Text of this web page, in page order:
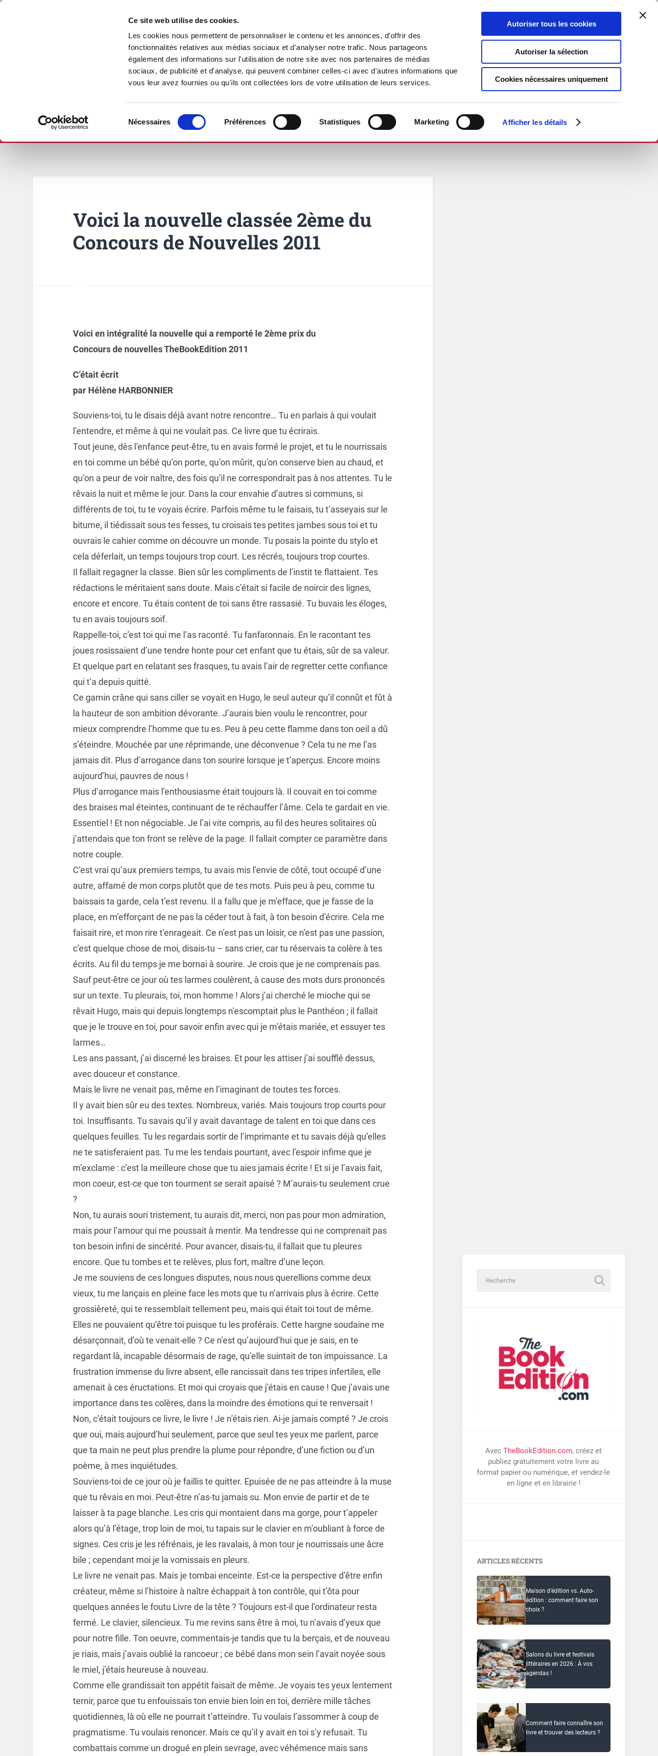
Ce site web utilise des cookies.
Les cookies nous permettent de personnaliser le contenu et les annonces, d'offrir des
fonctionnalités relatives aux médias sociaux et d'analyser notre trafic. Nous partageons
également des informations sur l'utilisation de notre site avec nos partenaires de médias
sociaux, de publicité et d'analyse, qui peuvent combiner celles-ci avec d'autres informations que
vous leur avez fournies ou qu'ils ont collectées lors de votre utilisation de leurs services.
du
Nécessaires Préférences Statistiques Marketing Afficher les détails
Autoriser tous les cookies
Autoriser la sélection
Cookies nécessaires uniquement
ÉCRITURE & CRÉATION PUBLICATION VENTE & PROMOTION ACTUALITÉS ALLER SUR THEBOOKEDITION.COM
Voici la nouvelle classée 2ème du
Concours de Nouvelles 2011
Voici en intégralité la nouvelle qui a remporté le 2ème prix du
Concours de nouvelles TheBookEdition 2011
C’était écrit
par Hélène HARBONNIER
Souviens-toi, tu le disais déjà avant notre rencontre… Tu en parlais à qui voulait
l’entendre, et même à qui ne voulait pas. Ce livre que tu écrirais.
Tout jeune, dès l’enfance peut-être, tu en avais formé le projet, et tu le nourrissais
en toi comme un bébé qu’on porte, qu’on mûrit, qu’on conserve bien au chaud, et
qu’on a peur de voir naître, des fois qu’il ne correspondrait pas à nos attentes. Tu le
rêvais la nuit et même le jour. Dans la cour envahie d’autres si communs, si
différents de toi, tu te voyais écrire. Parfois même tu le faisais, tu t’asseyais sur le
bitume, il tiédissait sous tes fesses, tu croisais tes petites jambes sous toi et tu
ouvrais le cahier comme on découvre un monde. Tu posais la pointe du stylo et
cela déferlait, un temps toujours trop court. Les récrés, toujours trop courtes.
Il fallait regagner la classe. Bien sûr les compliments de l’instit te flattaient. Tes
rédactions le méritaient sans doute. Mais c’était si facile de noircir des lignes,
encore et encore. Tu étais content de toi sans être rassasié. Tu buvais les éloges,
tu en avais toujours soif.
Rappelle-toi, c’est toi qui me l’as raconté. Tu fanfaronnais. En le racontant tes
joues rosissaient d’une tendre honte pour cet enfant que tu étais, sûr de sa valeur.
Et quelque part en relatant ses frasques, tu avais l’air de regretter cette confiance
qui t’a depuis quitté.
Ce gamin crâne qui sans ciller se voyait en Hugo, le seul auteur qu’il connût et fût à
la hauteur de son ambition dévorante. J’aurais bien voulu le rencontrer, pour
mieux comprendre l’homme que tu es. Peu à peu cette flamme dans ton oeil a dû
s’éteindre. Mouchée par une réprimande, une déconvenue ? Cela tu ne me l’as
jamais dit. Plus d’arrogance dans ton sourire lorsque je t’aperçus. Encore moins
aujourd’hui, pauvres de nous !
Plus d’arrogance mais l’enthousiasme était toujours là. Il couvait en toi comme
des braises mal éteintes, continuant de te réchauffer l’âme. Cela te gardait en vie.
Essentiel ! Et non négociable. Je l’ai vite compris, au fil des heures solitaires où
j’attendais que ton front se relève de la page. Il fallait compter ce paramètre dans
notre couple.
C’est vrai qu’aux premiers temps, tu avais mis l’envie de côté, tout occupé d’une
autre, affamé de mon corps plutôt que de tes mots. Puis peu à peu, comme tu
baissais ta garde, cela t’est revenu. Il a fallu que je m’efface, que je fasse de la
place, en m’efforçant de ne pas la céder tout à fait, à ton besoin d’écrire. Cela me
faisait rire, et mon rire t’enrageait. Ce n’est pas un loisir, ce n’est pas une passion,
c’est quelque chose de moi, disais-tu – sans crier, car tu réservais ta colère à tes
écrits. Au fil du temps je me bornai à sourire. Je crois que je ne comprenais pas.
Sauf peut-être ce jour où tes larmes coulèrent, à cause des mots durs prononcés
sur un texte. Tu pleurais, toi, mon homme ! Alors j’ai cherché le mioche qui se
rêvait Hugo, mais qui depuis longtemps n’escomptait plus le Panthéon ; il fallait
que je le trouve en toi, pour savoir enfin avec qui je m’étais mariée, et essuyer tes
larmes…
Les ans passant, j’ai discerné les braises. Et pour les attiser j’ai soufflé dessus,
avec douceur et constance.
Mais le livre ne venait pas, même en l’imaginant de toutes tes forces.
Il y avait bien sûr eu des textes. Nombreux, variés. Mais toujours trop courts pour
toi. Insuffisants. Tu savais qu’il y avait davantage de talent en toi que dans ces
quelques feuilles. Tu les regardais sortir de l’imprimante et tu savais déjà qu’elles
ne te satisferaient pas. Tu me les tendais pourtant, avec l’espoir infime que je
m’exclame : c’est la meilleure chose que tu aies jamais écrite ! Et si je l’avais fait,
mon coeur, est-ce que ton tourment se serait apaisé ? M’aurais-tu seulement crue
?
Non, tu aurais souri tristement, tu aurais dit, merci, non pas pour mon admiration,
mais pour l’amour qui me poussait à mentir. Ma tendresse qui ne comprenait pas
ton besoin infini de sincérité. Pour avancer, disais-tu, il fallait que tu pleures
encore. Que tu tombes et te relèves, plus fort, maître d’une leçon.
Je me souviens de ces longues disputes, nous nous querellions comme deux
vieux, tu me lançais en pleine face les mots que tu n’arrivais plus à écrire. Cette
grossièreté, qui te ressemblait tellement peu, mais qui était toi tout de même.
Elles ne pouvaient qu’être toi puisque tu les proférais. Cette hargne soudaine me
désarçonnait, d’où te venait-elle ? Ce n’est qu’aujourd’hui que je sais, en te
regardant là, incapable désormais de rage, qu’elle suintait de ton impuissance. La
frustration immense du livre absent, elle rancissait dans tes tripes infertiles, elle
amenait à ces éructations. Et moi qui croyais que j’étais en cause ! Que j’avais une
importance dans tes colères, dans la moindre des émotions qui te renversait !
Non, c’était toujours ce livre, le livre ! Je n’étais rien. Ai-je jamais compté ? Je crois
que oui, mais aujourd’hui seulement, parce que seul tes yeux me parlent, parce
que ta main ne peut plus prendre la plume pour répondre, d’une fiction ou d’un
poème, à mes inquiétudes.
Souviens-toi de ce jour où je faillis te quitter. Epuisée de ne pas atteindre à la muse
que tu rêvais en moi. Peut-être n’as-tu jamais su. Mon envie de partir et de te
laisser à ta page blanche. Les cris qui montaient dans ma gorge, pour t’appeler
alors qu’à l’étage, trop loin de moi, tu tapais sur le clavier en m’oubliant à force de
signes. Ces cris je les réfrénais, je les ravalais, à mon tour je nourrissais une âcre
bile ; cependant moi je la vomissais en pleurs.
Le livre ne venait pas. Mais je tombai enceinte. Est-ce la perspective d’être enfin
créateur, même si l’histoire à naître échappait à ton contrôle, qui t’ôta pour
quelques années le foutu Livre de la tête ? Toujours est-il que l’ordinateur resta
fermé. Le clavier, silencieux. Tu me revins sans être à moi, tu n’avais d’yeux que
pour notre fille. Ton oeuvre, commentais-je tandis que tu la berçais, et de nouveau
je riais, mais j’avais oublié la rancoeur ; ce bébé dans mon sein l’avait noyée sous
le miel, j’étais heureuse à nouveau.
Comme elle grandissait ton appétit faisait de même. Je voyais tes yeux lentement
ternir, parce que tu enfouissais ton envie bien loin en toi, derrière mille tâches
quotidiennes, là où elle ne pourrait t’atteindre. Tu voulais l’assommer à coup de
pragmatisme. Tu voulais renoncer. Mais ce qu’il y avait en toi s’y refusait. Tu
combattais comme un drogué en plein sevrage, avec véhémence mais sans
AvecTheBookEdition.com, créez et
publiez gratuitement votre livre au
format papier ou numérique, et vendez-le
en ligne et en librairie !
ARTICLES RÉCENTS
Maison d’édition vs. Auto-
édition : comment faire son
choix ?
Salons du livre et festivals
littéraires en 2026 : À vos
agendas !
Comment faire connaître son
livre et trouver des lecteurs ?